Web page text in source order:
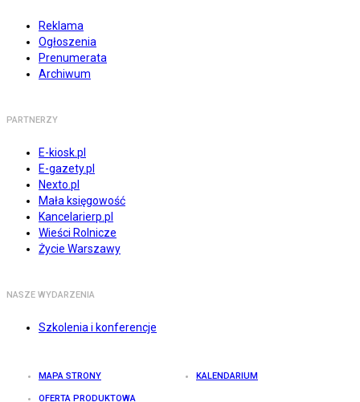
Reklama
Ogłoszenia
Prenumerata
Archiwum
PARTNERZY
E-kiosk.pl
E-gazety.pl
Nexto.pl
Mała księgowość
Kancelarierp.pl
Wieści Rolnicze
Życie Warszawy
NASZE WYDARZENIA
Szkolenia i konferencje
MAPA STRONY KALENDARIUM
OFERTA PRODUKTOWA